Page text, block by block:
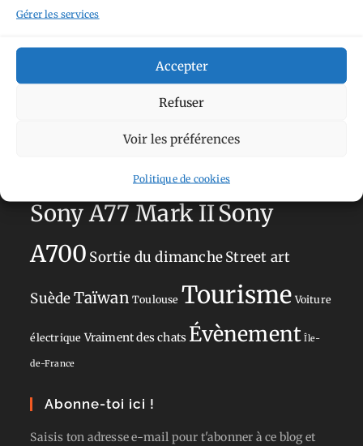
Gérer les services
Accepter
Refuser
Voir les préférences
Politique de cookies
perchéCircuit
Academy Hauts-de-France Hébergement JaponJournées
La Défense
Olympus OM-D E-M5
Paris Pays-Bas
Sans adresseSavoie
Sony A77 Mark IISony
A700 Sortie du dimancheStreet art
SuèdeTaïwan Toulouse Tourisme Voiture
électrique Vraiment des chats Évènement Île-
de-France
Abonne-toi ici !
Saisis ton adresse e-mail pour t'abonner à ce blog et